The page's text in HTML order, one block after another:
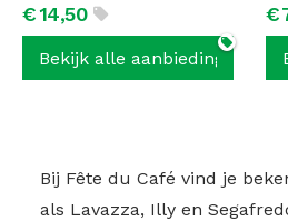
Bij Fête du Café vind je
als Lavazza, Illy en
€14,50
Bekijk alle aanbiedingen
€